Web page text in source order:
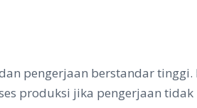
pengerjaan berstandar
produksi jika pengerjaan tidak